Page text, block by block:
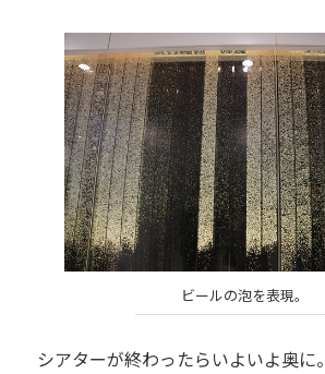
ビールの泡を表現。
シアターが終わったらいよいよ奥に